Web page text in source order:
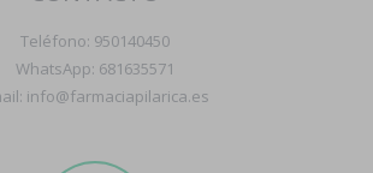
Teléfono: 950140450
WhatsApp: 681635571
info@farmaciapilarica.es